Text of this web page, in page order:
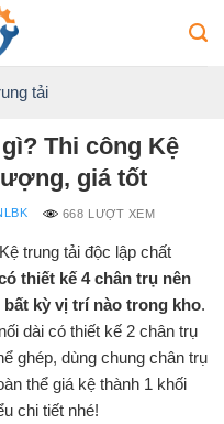
tải
Thi công Kệ
giá tốt
668 LƯỢT XEM
trung tải độc lập chất
thiết kế 4 chân trụ nên
kỳ vị trí nào trong kho.
dài có thiết kế 2 chân trụ
ghép, dùng chung chân trụ
thể giá kệ thành 1 khối
chi tiết nhé!